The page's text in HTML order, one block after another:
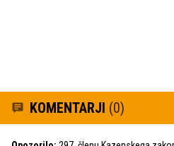
KOMENTARJI (0)